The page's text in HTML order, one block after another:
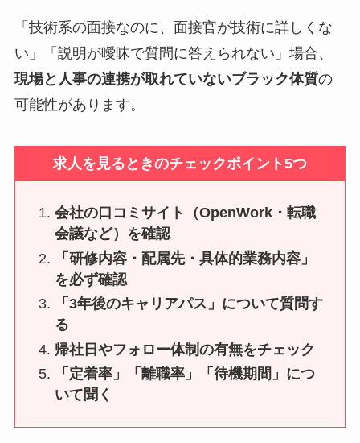
「技術系の面接なのに、面接官が技術に詳しくな
い」「説明が曖昧で質問に答えられない」場合、
現場と人事の連携が取れていないブラック体質の
可能性があります。
求人を見るときのチェックポイント5つ
会社の口コミサイト（OpenWork・転職
会議など）を確認
「研修内容・配属先・具体的業務内容」
を必ず確認
「3年後のキャリアパス」について質問す
る
帰社日やフォロー体制の有無をチェック
「定着率」「離職率」「待機期間」につ
いて聞く